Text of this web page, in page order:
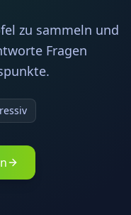
zu sammeln und
Fragen